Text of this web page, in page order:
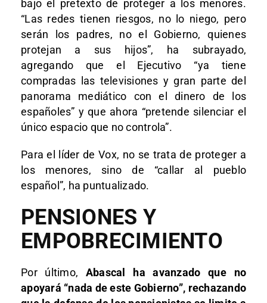
bajo el pretexto de proteger a los menores.
“Las redes tienen riesgos, no lo niego, pero
serán los padres, no el Gobierno, quienes
protejan a sus hijos”, ha subrayado,
agregando que el Ejecutivo “ya tiene
compradas las televisiones y gran parte del
panorama mediático con el dinero de los
españoles” y que ahora “pretende silenciar el
único espacio que no controla”.
Para el líder de Vox, no se trata de proteger a
los menores, sino de “callar al pueblo
español”, ha puntualizado.
PENSIONES Y
EMPOBRECIMIENTO
Por último, Abascal ha avanzado que no
apoyará “nada de este Gobierno”, rechazando